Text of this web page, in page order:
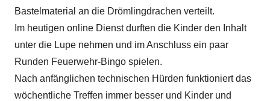
Bastelmaterial an die Drömlingdrachen verteilt.
Im heutigen online Dienst durften die Kinder den Inhalt
unter die Lupe nehmen und im Anschluss ein paar
Runden Feuerwehr-Bingo spielen.
Nach anfänglichen technischen Hürden funktioniert das
wöchentliche Treffen immer besser und Kinder und